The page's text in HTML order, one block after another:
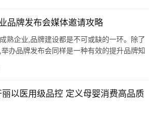
品牌发布会媒体邀请攻略
熟企业,品牌建设都是不可或缺的一环。除了
办品牌发布会同样是一种有效的提升品牌知
以医用级品控 定义母婴消费高品质